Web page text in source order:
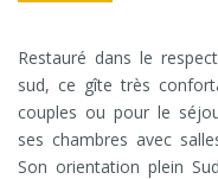
Restauré dans le
sud, ce gîte très
couples ou pour le
ses chambres avec
Son orientation plein